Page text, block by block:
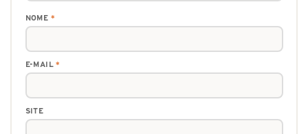
NOME *
E-MAIL*
SITE